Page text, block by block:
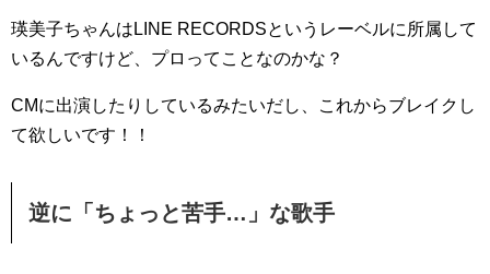
瑛美子ちゃんはLINE RECORDSというレーベルに所属して
いるんですけど、プロってことなのかな？
CMに出演したりしているみたいだし、これからブレイクし
て欲しいです！！
逆に「ちょっと苦手…」な歌手